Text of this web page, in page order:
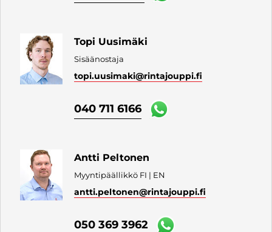
Topi Uusimäki
Sisäänostaja
topi.uusimaki@rintajouppi.fi
040 711 6166
Antti Peltonen
Myyntipäällikkö FI | EN
antti.peltonen@rintajouppi.fi
050 369 3962